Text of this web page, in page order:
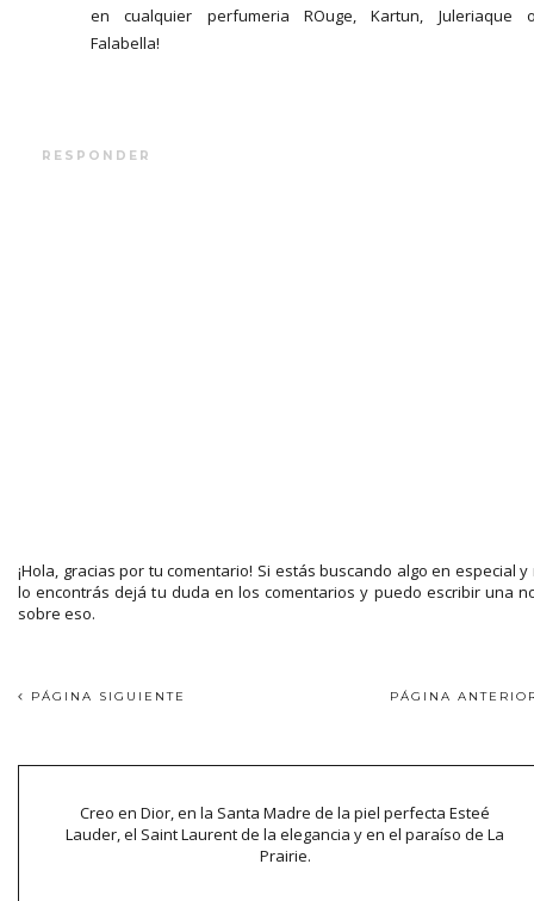
en cualquier perfumeria ROuge, Kartun, Juleriaque
Falabella!
RESPONDER
¡Hola, gracias por tu comentario! Si estás buscando algo en especial y
lo encontrás dejá tu duda en los comentarios y puedo escribir una
sobre eso.
PÁGINA SIGUIENTE PÁGINA
Creo en Dior, en la Santa Madre de la piel perfecta Esteé
Lauder, el Saint Laurent de la elegancia y en el paraíso de La
Prairie.